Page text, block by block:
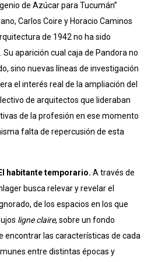
de Azúcar para Tucumán”
Carlos Coire y Horacio Caminos
de 1942 no ha sido
aparición cual caja de Pandora no
sino nuevas líneas de investigación
el interés real de la ampliación del
de arquitectos que lideraban
de la profesión en ese momento
falta de repercusión de esta
habitante temporario. A través de
busca relevar y revelar el
de los espacios en los que
ligne claire, sobre un fondo
encontrar las características de cada
entre distintas épocas y